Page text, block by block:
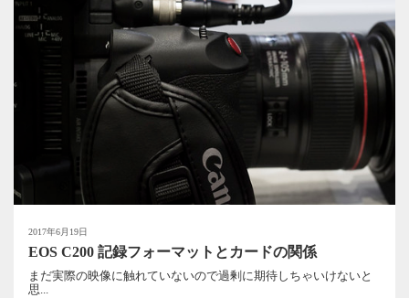
2017年6月19日
EOS C200 記録フォーマットとカードの関係
まだ実際の映像に触れていないので過剰に期待しちゃいけないと
思...